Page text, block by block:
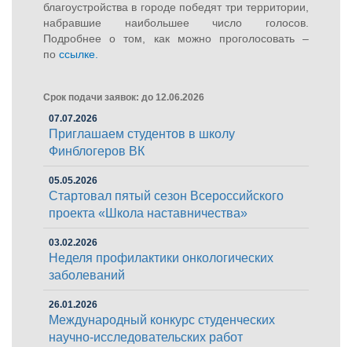
благоустройства в городе победят три территории,
набравшие наибольшее число голосов.
Подробнее о том, как можно проголосовать –
по ссылке.
Срок подачи заявок: до 12.06.2026
07.07.2026
Приглашаем студентов в школу
Финблогеров ВК
05.05.2026
Стартовал пятый сезон Всероссийского
проекта «Школа наставничества»
03.02.2026
Неделя профилактики онкологических
заболеваний
26.01.2026
Международный конкурс студенческих
научно-исследовательских работ